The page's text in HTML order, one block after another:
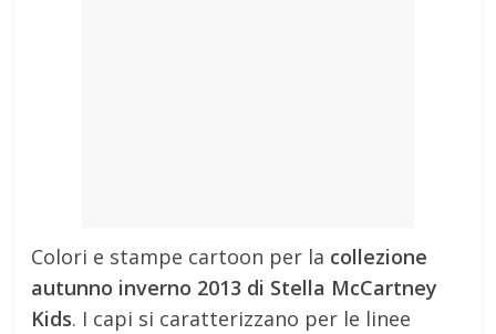
Colori e stampe cartoon per la collezione
autunno inverno 2013 di Stella McCartney
Kids. I capi si caratterizzano per le linee